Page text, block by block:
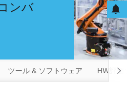
ンバ
ツール & ソフトウェア HW評価